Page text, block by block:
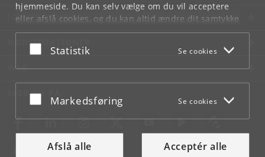
hjemmeside. Du kan selv vælge om du vil acceptere
eller afslå cookies, og du kan altid ændre dit samtykke
underCookie- og privatlivspolitiksom du finder i
bunden af hver side.
Acceptér eller afslå
Statistik Se cookies
Acceptér eller afslå
Markedsføring Se cookies
Afslå alle Acceptér alle
JOB OG KARRIERE
NØDSITUATIONER
WEB
MØD KU PÅ